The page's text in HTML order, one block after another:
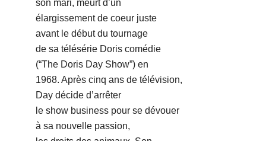
son mari, meurt d’un
élargissement de coeur juste
avant le début du tournage
de sa télésérie Doris comédie
(“The Doris Day Show”) en
1968. Après cinq ans de télévision,
Day décide d’arrêter
le show business pour se dévouer
à sa nouvelle passion,